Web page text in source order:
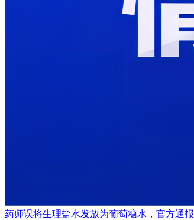
药师误将生理盐水发放为葡萄糖水，官方通报